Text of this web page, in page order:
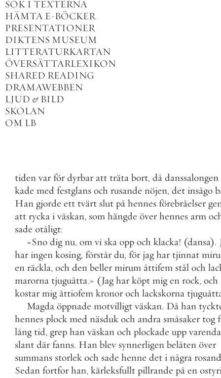
SÖK I TEXTERNA
HÄMTA E-BÖCKER
PRESENTATIONER
DIKTENS MUSEUM
LITTERATURKARTAN
ÖVERSÄTTARLEXIKON
SHARED READING
DRAMAWEBBEN
LJUD & BILD
SKOLAN
OM LB
tiden var för dyrbar att träta bort, då danssalongen
kade med festglans och rusande nöjen, det insågo
Han gjorde ett tvärt slut på hennes förebråelser
att rycka i väskan, som hängde över hennes arm
sade otåligt:
»Sno dig nu, om vi ska opp och klacka! (dansa).
har ingen kosing, förstår du, för jag har tjinnat
en räckla, och den beller mirum åttifem stål och
marorna tjuguåtta.» (Jag har köpt mig en rock, och
kostar mig åttiofem kronor och lackskorna
Magda öppnade motvilligt väskan. Då han
hennes plock med näsduk och andra småsaker tog
lång tid, grep han väskan och plockade upp varenda
slant där fanns. Han blev synnerligen belåten över
summans storlek och sade henne det i några
Sedan fortfor han, kärleksfullt pillrande på en